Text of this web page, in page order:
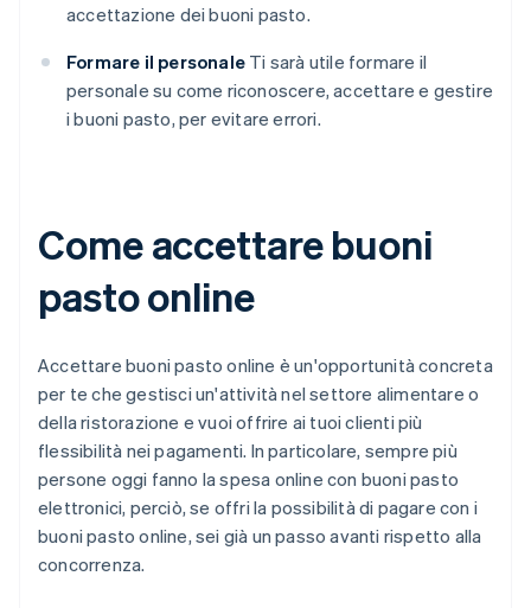
accettazione dei buoni pasto.
Formare il personale Ti sarà utile formare il
personale su come riconoscere, accettare e gestire
i buoni pasto, per evitare errori.
Come accettare buoni
pasto online
Accettare buoni pasto online è un'opportunità concreta
per te che gestisci un'attività nel settore alimentare o
della ristorazione e vuoi offrire ai tuoi clienti più
flessibilità nei pagamenti. In particolare, sempre più
persone oggi fanno la spesa online con buoni pasto
elettronici, perciò, se offri la possibilità di pagare con i
buoni pasto online, sei già un passo avanti rispetto alla
concorrenza.